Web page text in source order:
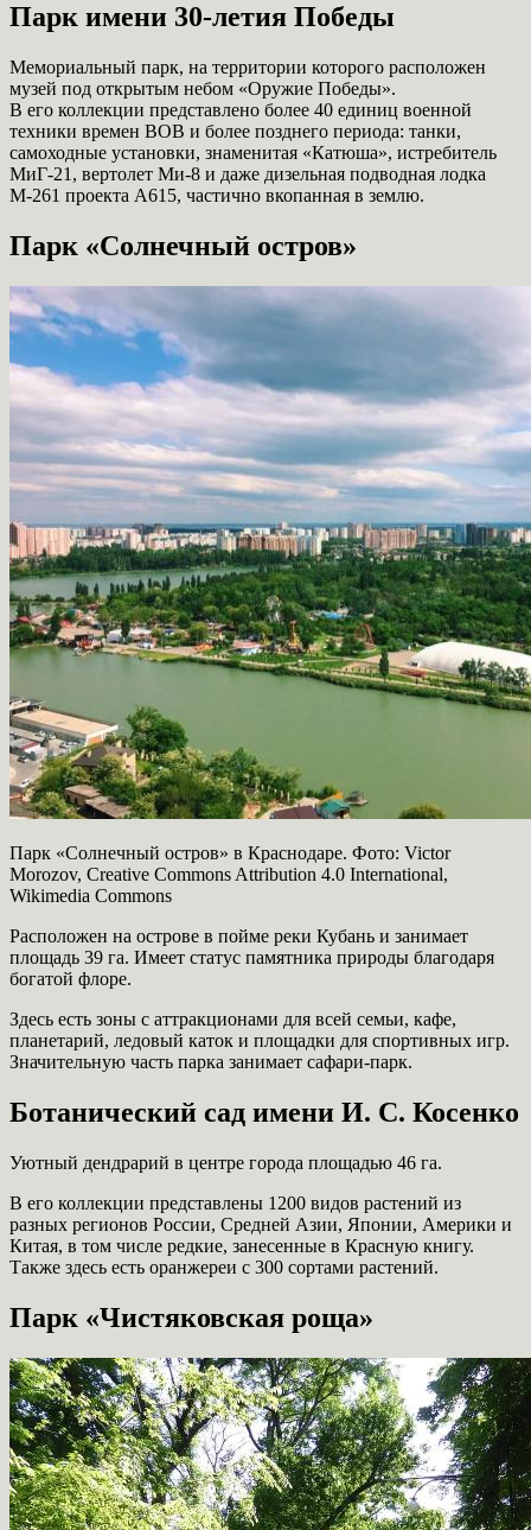
Парк имени 30-летия Победы
Мемориальный парк, на территории которого расположен
музей под открытым небом «Оружие Победы».
В его коллекции представлено более 40 единиц военной
техники времен ВОВ и более позднего периода: танки,
самоходные установки, знаменитая «Катюша», истребитель
МиГ-21, вертолет Ми-8 и даже дизельная подводная лодка
М-261 проекта А615, частично вкопанная в землю.
Парк «Солнечный остров»
Парк «Солнечный остров» в Краснодаре. Фото: Victor
Morozov, Creative Commons Attribution 4.0 International,
Wikimedia Commons
Расположен на острове в пойме реки Кубань и занимает
площадь 39 га. Имеет статус памятника природы благодаря
богатой флоре.
Здесь есть зоны с аттракционами для всей семьи, кафе,
планетарий, ледовый каток и площадки для спортивных игр.
Значительную часть парка занимает сафари-парк.
Ботанический сад имени И. С. Косенко
Уютный дендрарий в центре города площадью 46 га.
В его коллекции представлены 1200 видов растений из
разных регионов России, Средней Азии, Японии, Америки и
Китая, в том числе редкие, занесенные в Красную книгу.
Также здесь есть оранжереи с 300 сортами растений.
Парк «Чистяковская роща»